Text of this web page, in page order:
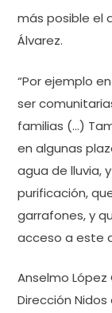
más posible el
Álvarez.
“Por ejemplo
ser
familias (…)
en algunas
agua de lluvia,
purificación,
garrafones, y
acceso a este
Anselmo
Dirección